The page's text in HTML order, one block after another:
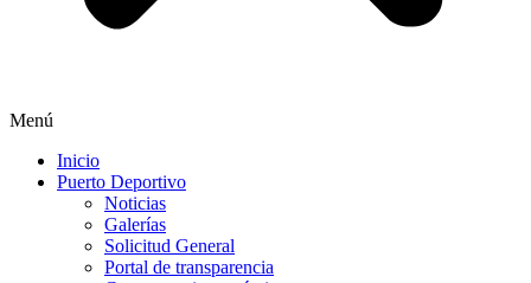
Menú
Inicio
Puerto Deportivo
Noticias
Galerías
Solicitud General
Portal de transparencia